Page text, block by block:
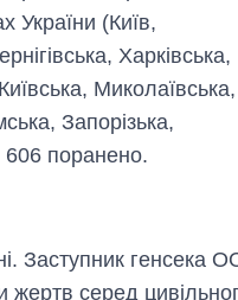
України (Київ,
Харківська,
Миколаївська,
Запорізька,
606 поранено.
Заступник генсека
жертв серед